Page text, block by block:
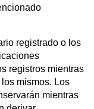
registrado o los
registros mientras
mismos. Los
mientras